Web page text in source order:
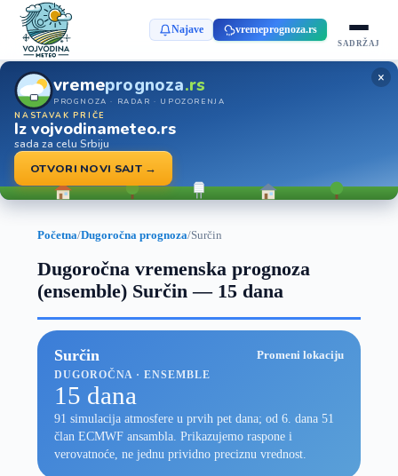
Najave vremeprognoza.rs
SADRŽAJ
vremeprognoza.rs
PROGNOZA · RADAR · UPOZORENJA
NASTAVAK PRIČE
Iz vojvodinameteo.rs
sada za celu Srbiju
OTVORI NOVI SAJT →
×
Početna/Dugoročna prognoza/Surčin
Dugoročna vremenska prognoza
(ensemble) Surčin — 15 dana
Surčin Promeni lokaciju
DUGOROČNA · ENSEMBLE
15 dana
91 simulacija atmosfere u prvih pet dana; od 6. dana 51
član ECMWF ansambla. Prikazujemo raspone i
verovatnoće, ne jednu prividno preciznu vrednost.